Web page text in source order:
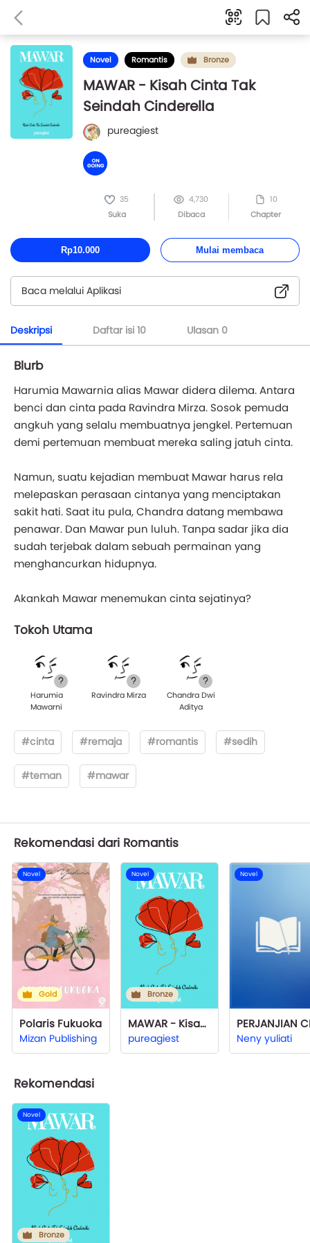
Novel Romantis Bronze
MAWAR - Kisah Cinta Tak
Seindah Cinderella
pureagiest
35
Suka
4,730
Dibaca
10
Chapter
Rp10.000 Mulai membaca
Baca melalui Aplikasi
Deskripsi Daftar isi 10 Ulasan 0
Blurb
Harumia Mawarnia alias Mawar didera dilema. Antara
benci dan cinta pada Ravindra Mirza. Sosok pemuda
angkuh yang selalu membuatnya jengkel. Pertemuan
demi pertemuan membuat mereka saling jatuh cinta.
Namun, suatu kejadian membuat Mawar harus rela
melepaskan perasaan cintanya yang menciptakan
sakit hati. Saat itu pula, Chandra datang membawa
penawar. Dan Mawar pun luluh. Tanpa sadar jika dia
sudah terjebak dalam sebuah permainan yang
menghancurkan hidupnya.
Akankah Mawar menemukan cinta sejatinya?
Tokoh Utama
Harumia
Mawarni
Ravindra Mirza
Chandra Dwi
Aditya
#cinta #remaja #romantis #sedih
#teman #mawar
Rekomendasi dari Romantis
Novel
Gold
Polaris Fukuoka
Mizan Publishing
Novel
Bronze
MAWAR - Kisah Cinta Tak Seindah Cinderella
pureagiest
Novel
Neny yuliati
Rekomendasi
Novel
Bronze